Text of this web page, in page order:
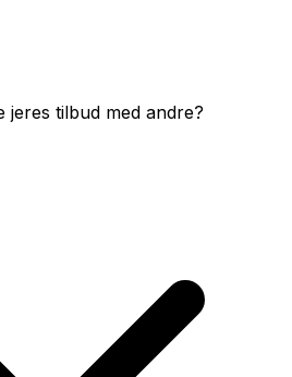
jeres tilbud med andre?